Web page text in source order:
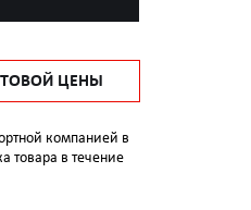
ЦЕНЫ
компанией в
товара в течение